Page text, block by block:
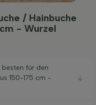
/ Hainbuche
- Wurzel
für den
150-175 cm -